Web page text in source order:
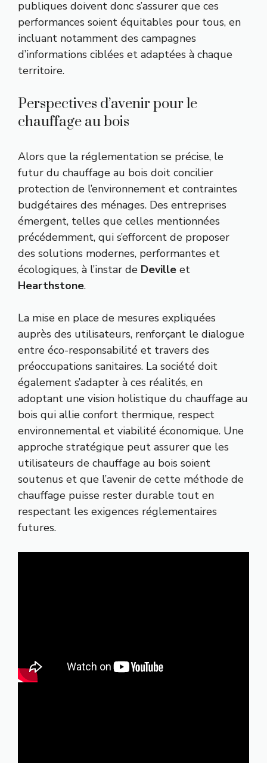
publiques doivent donc s’assurer que ces
performances soient équitables pour tous, en
incluant notamment des campagnes
d’informations ciblées et adaptées à chaque
territoire.
Perspectives d’avenir pour le
chauffage au bois
Alors que la réglementation se précise, le
futur du chauffage au bois doit concilier
protection de l’environnement et contraintes
budgétaires des ménages. Des entreprises
émergent, telles que celles mentionnées
précédemment, qui s’efforcent de proposer
des solutions modernes, performantes et
écologiques, à l’instar de Deville et
Hearthstone.
La mise en place de mesures expliquées
auprès des utilisateurs, renforçant le dialogue
entre éco-responsabilité et travers des
préoccupations sanitaires. La société doit
également s’adapter à ces réalités, en
adoptant une vision holistique du chauffage au
bois qui allie confort thermique, respect
environnemental et viabilité économique. Une
approche stratégique peut assurer que les
utilisateurs de chauffage au bois soient
soutenus et que l’avenir de cette méthode de
chauffage puisse rester durable tout en
respectant les exigences réglementaires
futures.